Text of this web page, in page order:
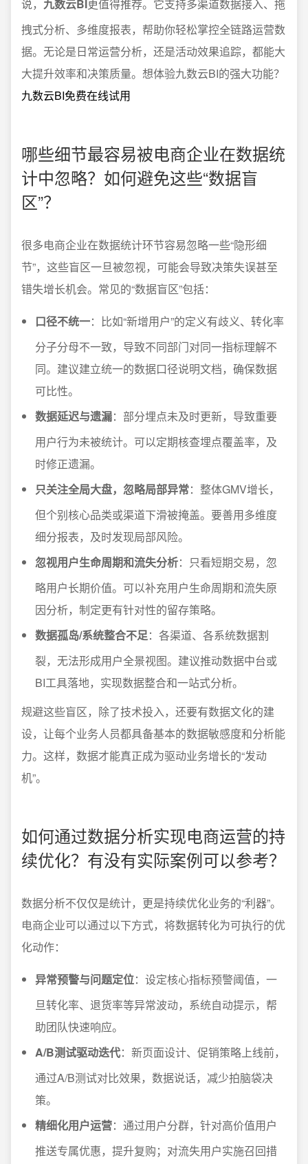
说， 九数云BI 更值得推荐。它支持多渠道数据接入、拖
拽式分析、多维度报表，帮助你轻松掌控全链路运营数
据。无论是日常运营分析，还是活动效果追踪，都能大
大提升效率和决策质量。想体验九数云BI的强大功能？
九数云BI免费在线试用
哪些细节最容易被电商企业在数据统
计中忽略？如何避免这些“数据盲
区”？
很多电商企业在数据统计环节容易忽略一些“隐形细
节”，这些盲区一旦被忽视，可能会导致决策失误甚至
错失增长机会。常见的“数据盲区”包括：
口径不统一：比如“新增用户”的定义有歧义、转化率
分子分母不一致，导致不同部门对同一指标理解不
同。建议建立统一的数据口径说明文档，确保数据
可比性。
数据延迟与遗漏：部分埋点未及时更新，导致重要
用户行为未被统计。可以定期核查埋点覆盖率，及
时修正遗漏。
只关注全局大盘，忽略局部异常：整体GMV增长，
但个别核心品类或渠道下滑被掩盖。要善用多维度
细分报表，及时发现局部风险。
忽视用户生命周期和流失分析：只看短期交易，忽
略用户长期价值。可以补充用户生命周期和流失原
因分析，制定更有针对性的留存策略。
数据孤岛/系统整合不足：各渠道、各系统数据割
裂，无法形成用户全景视图。建议推动数据中台或
BI工具落地，实现数据整合和一站式分析。
规避这些盲区，除了技术投入，还要有数据文化的建
设，让每个业务人员都具备基本的数据敏感度和分析能
力。这样，数据才能真正成为驱动业务增长的“发动
机”。
如何通过数据分析实现电商运营的持
续优化？有没有实际案例可以参考？
数据分析不仅仅是统计，更是持续优化业务的“利器”。
电商企业可以通过以下方式，将数据转化为可执行的优
化动作：
异常预警与问题定位：设定核心指标预警阈值，一
旦转化率、退货率等异常波动，系统自动提示，帮
助团队快速响应。
A/B测试驱动迭代：新页面设计、促销策略上线前，
通过A/B测试对比效果，数据说话，减少拍脑袋决
策。
精细化用户运营：通过用户分群，针对高价值用户
推送专属优惠，提升复购；对流失用户实施召回措